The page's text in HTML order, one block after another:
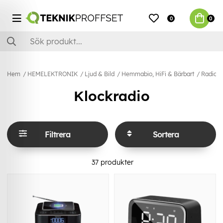
0 0
Hem HEMELEKTRONIK Ljud & Bild Hemmabio, HiFi & Bärbart Radio
Klockradio
Filtrera Sortera
37 produkter